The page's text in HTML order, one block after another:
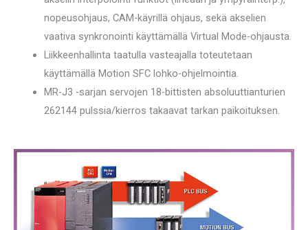
nopeusohjaus, CAM-käyrillä ohjaus, sekä akselien
vaativa synkronointi käyttämällä Virtual Mode-ohjausta.
Liikkeenhallinta taatulla vasteajalla toteutetaan
käyttämällä Motion SFC lohko-ohjelmointia.
MR-J3 -sarjan servojen 18-bittisten absoluuttianturien
262144 pulssia/kierros takaavat tarkan paikoituksen.